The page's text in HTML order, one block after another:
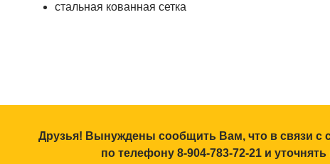
стальная кованная сетка
Друзья! Вынуждены сообщить Вам, что в связи с
по телефону 8-904-783-72-21 и